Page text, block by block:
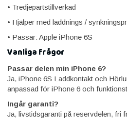
• Tredjepartstillverkad
• Hjälper med laddnings /
• Passar: Apple iPhone 6S
Vanliga frågor
Passar delen min iPhone 6?
Ja, iPhone 6S Laddkontakt och
anpassad för iPhone 6 och
Ingår garanti?
Ja, livstidsgaranti på reservdelen, fri